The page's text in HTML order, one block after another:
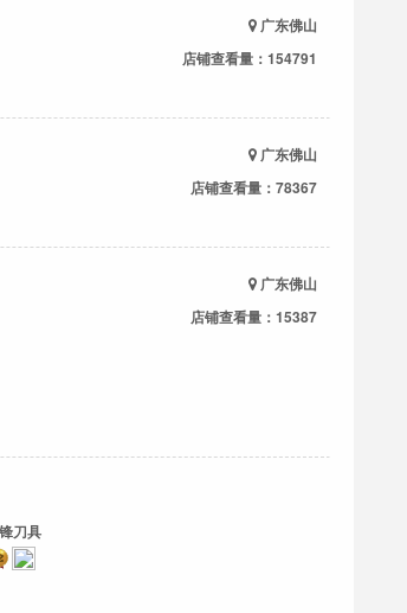
广东佛山
店铺查看量：154791
广东佛山
店铺查看量：78367
广东佛山
店铺查看量：15387
刀具